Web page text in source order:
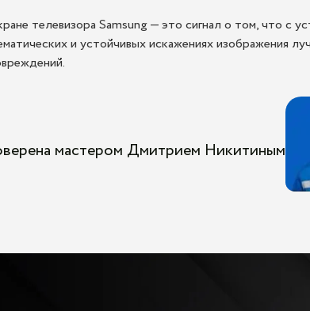
телевизора Samsung — это сигнал о том, что с
и устойчивых искажениях изображения
мастером Дмитрием Никитиным